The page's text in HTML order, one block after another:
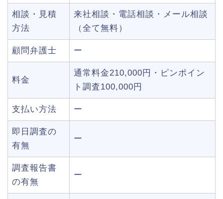
相談・見積
方法
来社相談・電話相談・メール相談
（全て無料）
顧問弁護士 ー
料金
通常料金210,000円・ピンポイン
ト調査100,000円
支払い方法 ー
即日調査の
有無
ー
調査報告書
の有無
ー